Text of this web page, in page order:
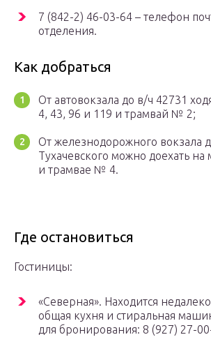
7 (842-2) 46-03-64 – телефон
отделения.
Как добраться
От автовокзала до в/ч 42731
4, 43, 96 и 119 и трамвай № 2;
От железнодорожного вокзала
Тухачевского можно доехать
и трамвае № 4.
Где остановиться
Гостиницы:
«Северная». Находится недалеко
общая кухня и стиральная
для бронирования: 8 (927) 27-